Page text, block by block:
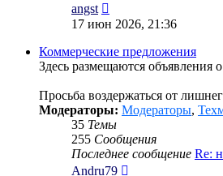
angst
к
сообщению
17 июн 2026, 21:36
Коммерческие предложения
Здесь размещаются объявления
Просьба воздержаться от
Модераторы: Модераторы,
35 Темы
255 Сообщения
Последнее сообщение Re:
Andru79